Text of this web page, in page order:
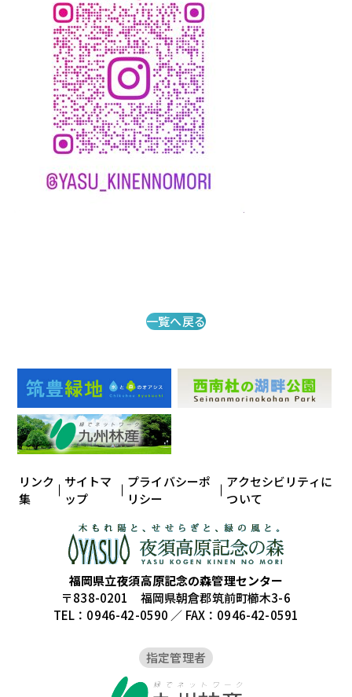
一覧へ戻る
リンク
集
サイトマ
ップ
プライバシーポ
リシー
アクセシビリティに
ついて
福岡県立夜須高原記念の森管理センター
〒838-0201 福岡県朝倉郡筑前町櫛木3-6
TEL：0946-42-0590 ／ FAX：0946-42-0591
指定管理者